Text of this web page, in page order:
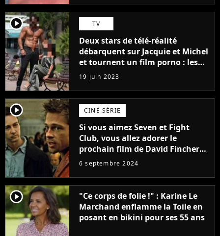
player2 TV
Deux stars de télé-réalité
débarquent sur Jacquie et Michel
et tournent un film porno : les
premières images du tournage
(exclu)
19 juin 2023
player2 CINÉ SÉRIE
Si vous aimez Seven et Fight
Club, vous allez adorer le
prochain film de David Fincher
avec lequel il se réinvente
complètement
6 septembre 2024
player2
"Ce corps de folie !" : Karine Le
Marchand enflamme la Toile en
posant en bikini pour ses 55 ans